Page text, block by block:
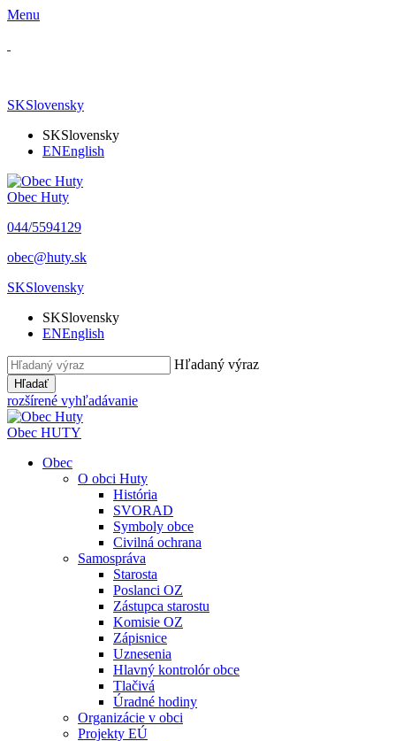
Menu
SKSlovensky
SKSlovensky
ENEnglish
Obec Huty
​044/5594129
​obec@huty.sk
SKSlovensky
SKSlovensky
ENEnglish
Hľadaný výraz
Hľadať
rozšírené vyhľadávanie
Obec HUTY
Obec
O obci Huty
História
SVORAD
Symboly obce
Civilná ochrana
Samospráva
Starosta
Poslanci OZ
Zástupca starostu
Komisie OZ
Zápisnice
Uznesenia
Hlavný kontrolór obce
Tlačivá
Úradné hodiny
Organizácie v obci
Projekty EÚ